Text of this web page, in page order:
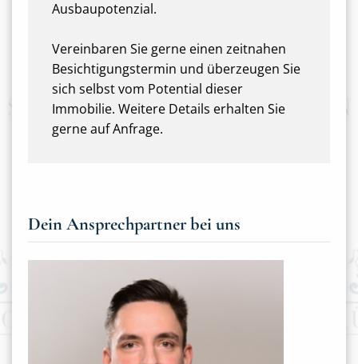
Ausbaupotenzial.
Vereinbaren Sie gerne einen zeitnahen
Besichtigungstermin und überzeugen Sie
sich selbst vom Potential dieser
Immobilie. Weitere Details erhalten Sie
gerne auf Anfrage.
Dein Ansprechpartner bei uns